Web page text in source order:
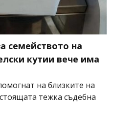
семейството на
кутии вече има
на близките на
тежка съдебна